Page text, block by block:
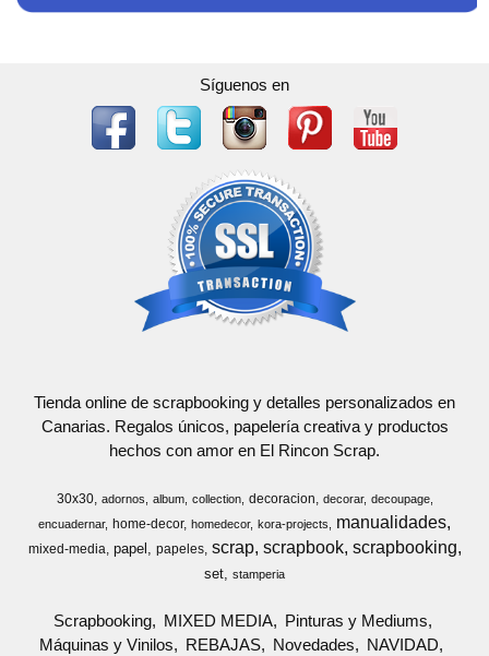
Síguenos en
Tienda online de scrapbooking y detalles personalizados en
Canarias. Regalos únicos, papelería creativa y productos
hechos con amor en El Rincon Scrap.
30x30 adornos album collection decoracion decorar
decoupage
encuadernar home-decor homedecor kora-projects manualidades
mixed-media papel papeles scrap scrapbook scrapbooking
set stamperia
Scrapbooking MIXED MEDIA
Pinturas y Mediums
Máquinas y Vinilos
REBAJAS Novedades
NAVIDAD